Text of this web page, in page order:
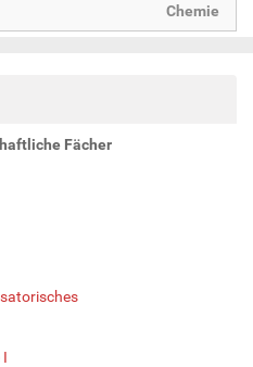
Chemie
Fächer